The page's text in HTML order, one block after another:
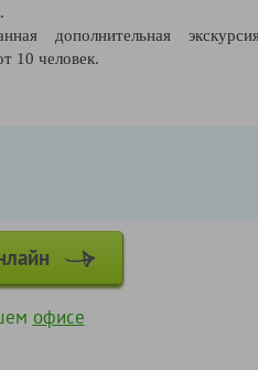
дополнительная
10 человек.
офисе